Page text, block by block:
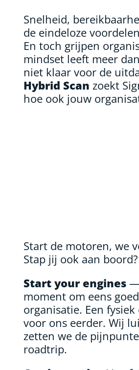
Snelheid,
de eindeloze
En toch grijpen
mindset leeft meer
niet klaar voor de
Hybrid Scan zoekt
hoe ook jouw
Start de motoren, we
Stap jij ook aan boord?
Start your engines —
moment om eens
organisatie. Een
voor ons eerder. Wij
zetten we de
roadtrip.